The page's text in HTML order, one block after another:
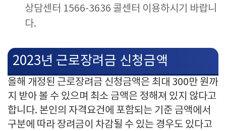
상담센터 1566-3636 콜센터 이용하시기 바랍니
다.
2023년 근로장려금 신청금액
올해 개정된 근로장려금 신청금액은 최대 300만 원까
지 받아 볼 수 있으며 최소 금액은 정해져 있지 않다고
합니다. 본인의 자격요건에 포함되는 기준 금액에서
구분에 따라 장려금이 차감될 수 있는 경우도 있다고